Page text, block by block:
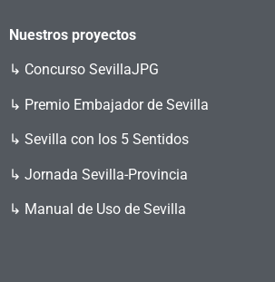
Nuestros proyectos
↳ Concurso SevillaJPG
↳ Premio Embajador de Sevilla
↳ Sevilla con los 5 Sentidos
↳ Jornada Sevilla-Provincia
↳ Manual de Uso de Sevilla